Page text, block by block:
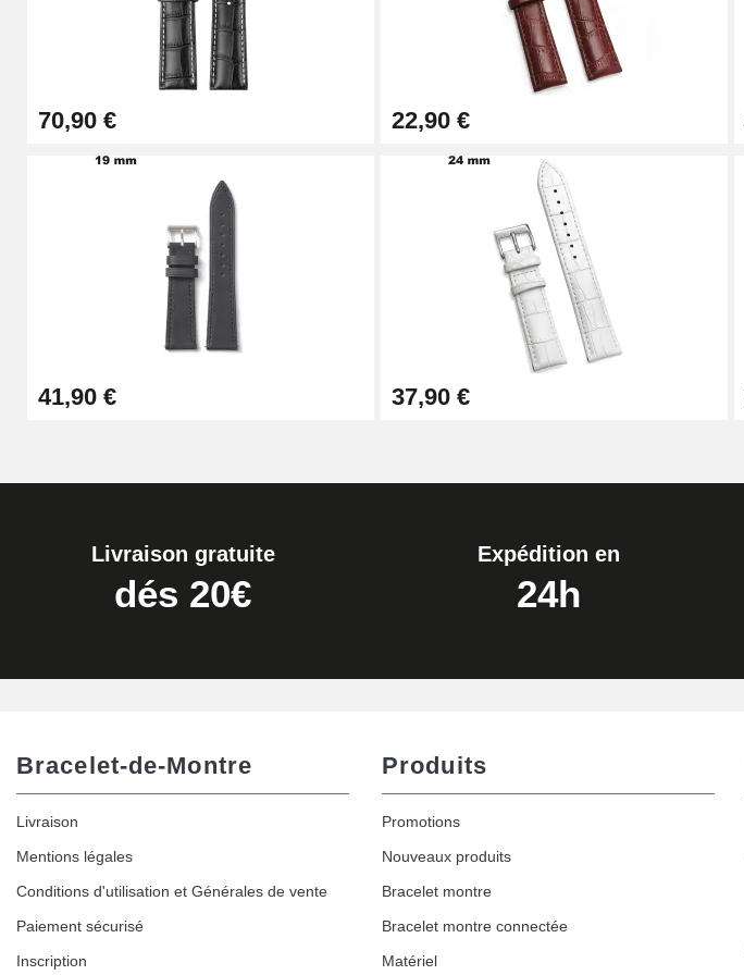
Pince à Poinçonner (pince trou)
57,42 €
Pince Trou pour Bracelet de Montre
10,90 €
Kit Horlogerie Débutant
26,90 €
Boîte Pompe Bracelet Montre - Diamètre 1,50 mm - 8 à 25 mm
Extracteur de Bracelet de Montre Facile
70,90 € 22,90 €
41,90 € 37,90 €
Livraison gratuite
dés 20€
Expédition en
24h
Bracelet-de-Montre
Livraison
Mentions légales
Conditions d'utilisation et Générales de vente
Paiement sécurisé
Inscription
Produits
Promotions
Nouveaux produits
Bracelet montre
Bracelet montre connectée
Matériel